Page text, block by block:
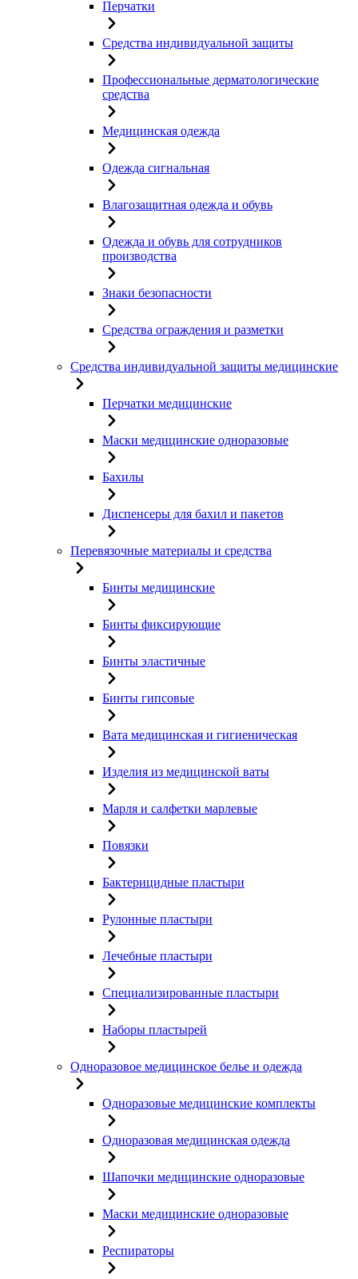
Перчатки
Средства индивидуальной защиты
Профессиональные дерматологические
средства
Медицинская одежда
Одежда сигнальная
Влагозащитная одежда и обувь
Одежда и обувь для сотрудников
производства
Знаки безопасности
Средства ограждения и разметки
Средства индивидуальной защиты медицинские
Перчатки медицинские
Маски медицинские одноразовые
Бахилы
Диспенсеры для бахил и пакетов
Перевязочные материалы и средства
Бинты медицинские
Бинты фиксирующие
Бинты эластичные
Бинты гипсовые
Вата медицинская и гигиеническая
Изделия из медицинской ваты
Марля и салфетки марлевые
Повязки
Бактерицидные пластыри
Рулонные пластыри
Лечебные пластыри
Специализированные пластыри
Наборы пластырей
Одноразовое медицинское белье и одежда
Одноразовые медицинские комплекты
Одноразовая медицинская одежда
Шапочки медицинские одноразовые
Маски медицинские одноразовые
Респираторы